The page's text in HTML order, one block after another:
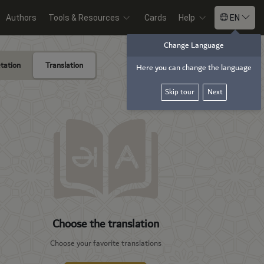
Authors Tools & Resources Cards Help EN
Translation Add translate
Choose the translation
Choose your favorite translations
Change Language
Here you can change the language
Skip tour Next